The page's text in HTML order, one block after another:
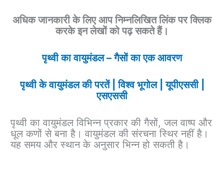
अधिक जानकारी के लिए आप निम्नलिखित लिंक पर क्लिक
करके इन लेखों को पढ़ सकते हैं।
पृथ्वी का वायुमंडल – गैसों का एक आवरण
पृथ्वी के वायुमंडल की परतें | विश्व भूगोल | यूपीएससी |
एसएससी
पृथ्वी का वायुमंडल विभिन्न प्रकार की गैसों, जल वाष्प और
धूल कणों से बना है। वायुमंडल की संरचना स्थिर नहीं है।
यह समय और स्थान के अनुसार भिन्न हो सकती है।